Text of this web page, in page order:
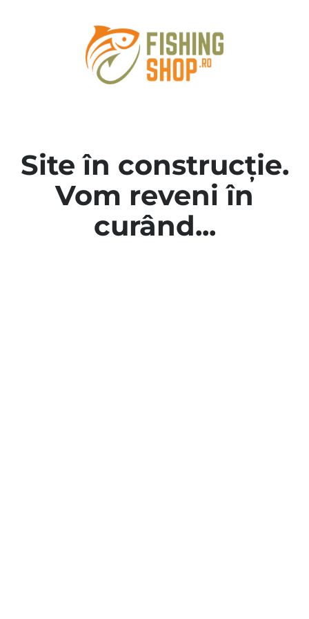
Site în construcție.
Vom reveni în
curând...